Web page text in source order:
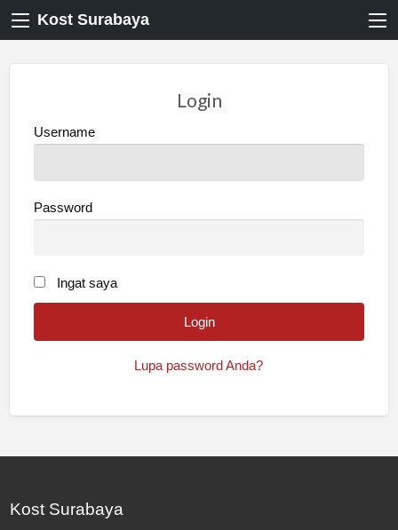
Kost Surabaya
Login
Username
Password
Ingat saya
Lupa password Anda?
Kost Surabaya